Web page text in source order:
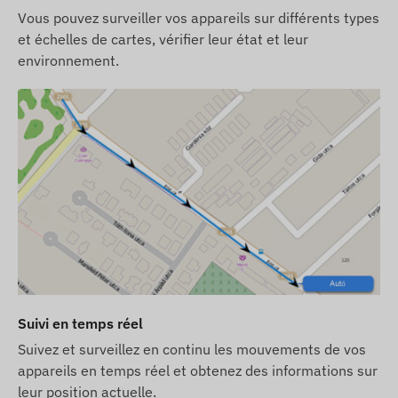
Contenu de l'emballage
pour vélo
Câble de charge USB
Vis de sécurité et embout de clé
Frais de la carte SIM et licence logicielle pour
ordinateur et mobile pour un an
Conditions d'utilisation
Pour un fonctionnement normal de l'appareil, une
connexion active avec les systemes de satellites
de localisation et les réseaux des opérateurs
mobiles est nécessaire. Ces connexions assurent
la collecte et la transmission des données, ainsi
que la communication avec le téléphone du
Vous pouvez surveiller vos appareils sur différents types
et échelles de cartes, vérifier leur état et leur
environnement.
Suivi en temps réel
Suivez et surveillez en continu les mouvements de vos
appareils en temps réel et obtenez des informations sur
leur position actuelle.